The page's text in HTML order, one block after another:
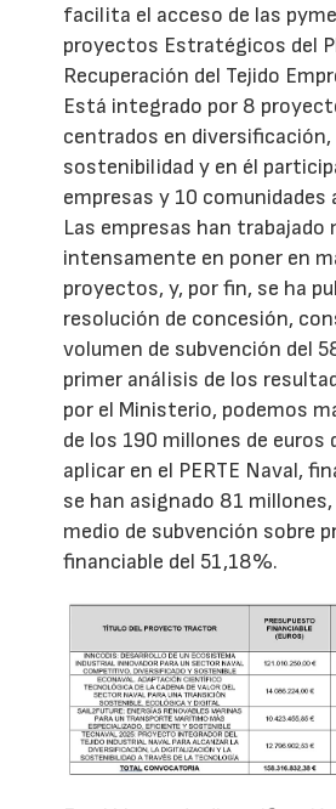
facilita el acceso de las
proyectos Estratégicos del
Recuperación del Tejido
Está integrado por 8
centrados en
sostenibilidad y en él
empresas y 10 comunidades
Las empresas han trabajado
intensamente en poner en
proyectos, y, por fin, se ha
resolución de concesión,
volumen de subvención del
primer análisis de los
por el Ministerio, podemos
de los 190 millones de euros
aplicar en el PERTE Naval,
se han asignado 81
medio de subvención sobre
financiable del 51,18%.